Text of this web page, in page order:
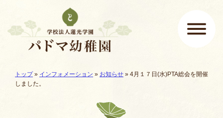
メインメニュー
ここから本文です。
現在地:
トップ» インフォメーション » お知らせ » 4月１７日(水)PTA総会を開催
しました。